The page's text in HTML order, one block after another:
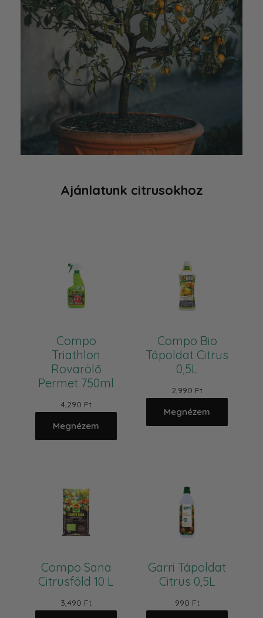
Ajánlatunk citrusokhoz
Compo
Triathlon
Rovarölő
Permet 750ml
4,290 Ft
Megnézem
Compo Bio
Tápoldat Citrus
0,5L
2,990 Ft
Megnézem
Compo Sana
Citrusföld 10 L
3,490 Ft
Garri Tápoldat
Citrus 0,5L
990 Ft